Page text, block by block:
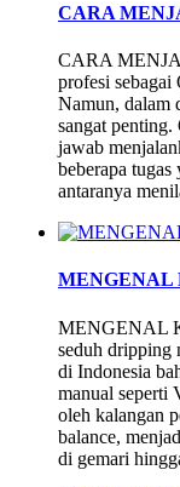
CARA
CARA
profesi sebagai
Namun, dalam
sangat penting.
jawab
beberapa
antaranya
MENGENAL
MENGENAL
seduh dripping
di Indonesia
manual seperti
oleh kalangan
balance,
di gemari